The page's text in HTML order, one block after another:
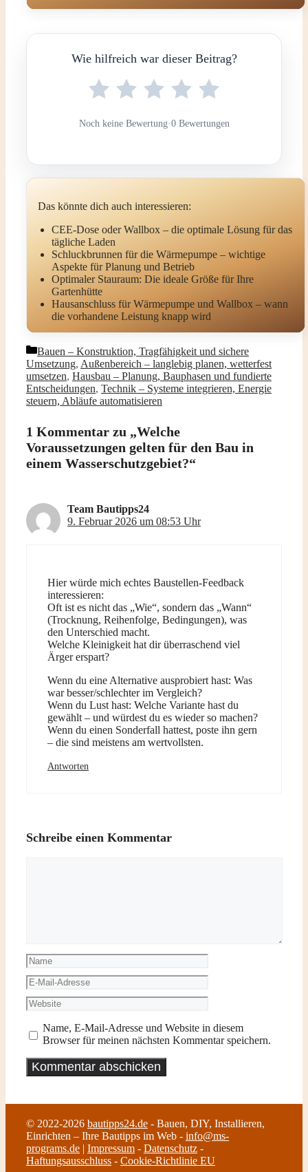
Wie hilfreich war dieser Beitrag?
Noch keine Bewertung·0 Bewertungen
Das könnte dich auch interessieren:
CEE-Dose oder Wallbox – die optimale Lösung für das
tägliche Laden
Schluckbrunnen für die Wärmepumpe – wichtige
Aspekte für Planung und Betrieb
Optimaler Stauraum: Die ideale Größe für Ihre
Gartenhütte
Hausanschluss für Wärmepumpe und Wallbox – wann
die vorhandene Leistung knapp wird
Kategorien
Bauen – Konstruktion, Tragfähigkeit und sichere
Umsetzung, Außenbereich – langlebig planen, wetterfest
umsetzen, Hausbau – Planung, Bauphasen und fundierte
Entscheidungen, Technik – Systeme integrieren, Energie
steuern, Abläufe automatisieren
1 Kommentar zu „Welche
Voraussetzungen gelten für den Bau in
einem Wasserschutzgebiet?“
Team Bautipps24
9. Februar 2026 um 08:53 Uhr
Hier würde mich echtes Baustellen-Feedback
interessieren:
Oft ist es nicht das „Wie“, sondern das „Wann“
(Trocknung, Reihenfolge, Bedingungen), was
den Unterschied macht.
Welche Kleinigkeit hat dir überraschend viel
Ärger erspart?
Wenn du eine Alternative ausprobiert hast: Was
war besser/schlechter im Vergleich?
Wenn du Lust hast: Welche Variante hast du
gewählt – und würdest du es wieder so machen?
Wenn du einen Sonderfall hattest, poste ihn gern
– die sind meistens am wertvollsten.
Antworten
Schreibe einen Kommentar
Name
E-
Mail-
Adresse
Website
Name, E-Mail-Adresse und Website in diesem
Browser für meinen nächsten Kommentar speichern.
© 2022-2026 bautipps24.de - Bauen, DIY, Installieren,
Einrichten – Ihre Bautipps im Web - info@ms-
programs.de | Impressum - Datenschutz -
Haftungsausschluss - Cookie-Richtlinie EU